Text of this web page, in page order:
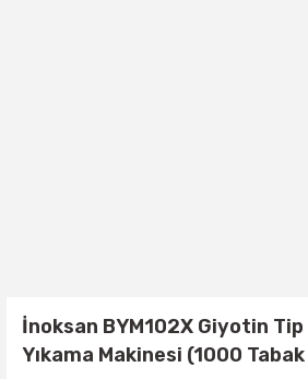
İnoksan BYM102X Giyotin
Yıkama Makinesi (1000